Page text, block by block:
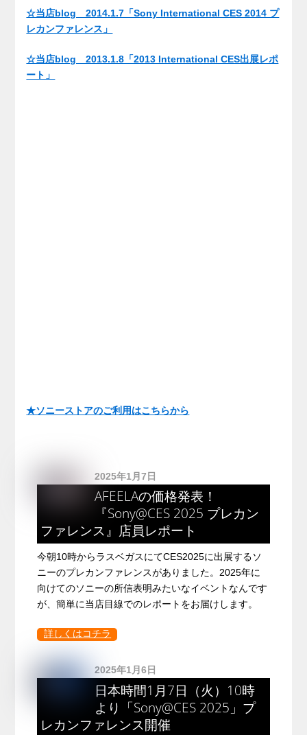
☆当店blog 2014.1.7「Sony International CES 2014 プ
レカンファレンス」
☆当店blog 2013.1.8「2013 International CES出展レポ
ート」
★ソニーストアのご利用はこちらから
2025年1月7日
AFEELAの価格発表！
『Sony@CES 2025 プレカン
ファレンス』店員レポート
今朝10時からラスベガスにてCES2025に出展するソ
ニーのプレカンファレンスがありました。2025年に
向けてのソニーの所信表明みたいなイベントなんです
が、簡単に当店目線でのレポートをお届けします。
詳しくはコチラ
2025年1月6日
日本時間1月7日（火）10時
より「Sony@CES 2025」プ
レカンファレンス開催